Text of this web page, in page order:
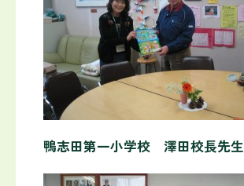
鴨志田第一小学校 澤田校長先生